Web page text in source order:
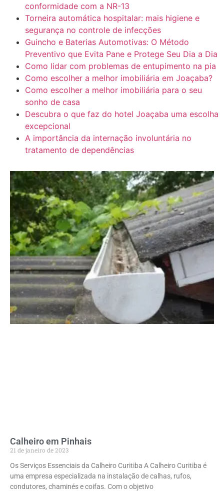
conformidade com a NR-13
Torneira automática hospitalar: mais higiene e
segurança no controle de infecções
Guincho e Baterias Automotivas: O Método
Preventivo que Evita Pane e Protege Seu Dia a Dia
Como lidar com problemas de entupimento na pia
Como escolher a melhor imobiliária em Joaçaba?
Como escolher a melhor imobiliária para o seu
sonho de casa
Descubra o que faz do hotel Joaçaba uma escolha
excepcional
A importância da internação involuntária no
tratamento de dependências
Calheiro em Pinhais
21 de janeiro de 2023
Os Serviços Essenciais da Calheiro Curitiba A Calheiro Curitiba é
uma empresa especializada na instalação de calhas, rufos,
condutores, chaminés e coifas. Com o objetivo